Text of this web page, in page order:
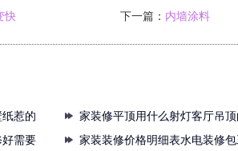
快 下一篇： 内墙涂料
惹的
家装修平顶用什么射灯客厅吊
浮大
需要
家装装修价格明细表水电装修